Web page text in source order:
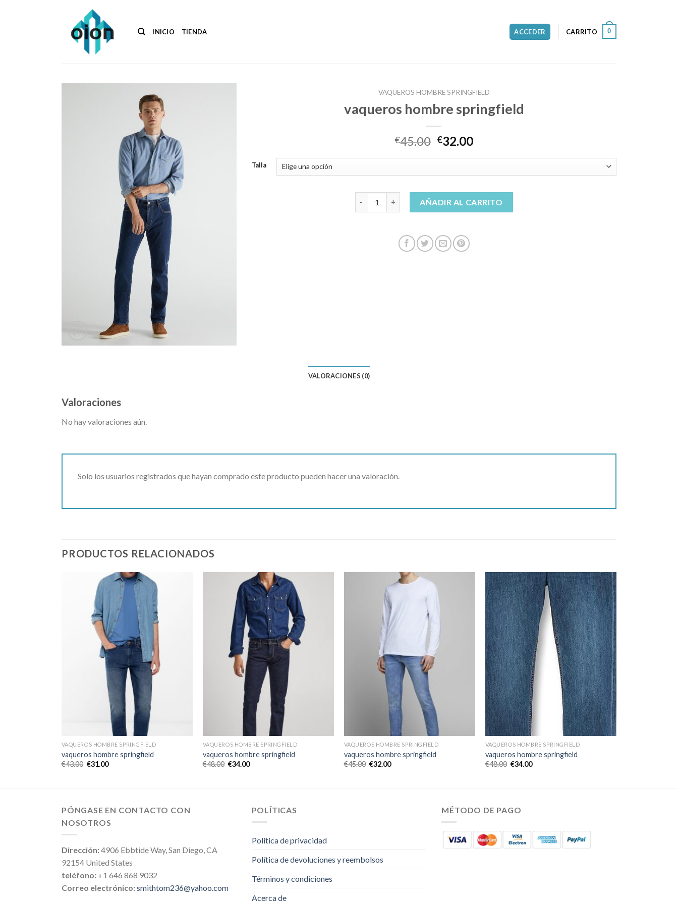
INICIO TIENDA ACCEDER CARRITO 0
VAQUEROS HOMBRE SPRINGFIELD
vaqueros hombre springfield
€45.00 €32.00
Talla
vaqueros hombre springfield cantidad
AÑADIR AL CARRITO
VALORACIONES (0)
Valoraciones
No hay valoraciones aún.
Solo los usuarios registrados que hayan comprado este producto pueden hacer una valoración.
PRODUCTOS RELACIONADOS
VAQUEROS HOMBRE SPRINGFIELD
vaqueros hombre springfield
€43.00 €31.00
VAQUEROS HOMBRE SPRINGFIELD
vaqueros hombre springfield
€48.00 €34.00
VAQUEROS HOMBRE SPRINGFIELD
vaqueros hombre springfield
€45.00 €32.00
VAQUEROS HOMBRE SPRINGFIELD
vaqueros hombre springfield
€48.00 €34.00
PÓNGASE EN CONTACTO CON
NOSOTROS
Dirección:4906 Ebbtide Way, San Diego, CA
92154 United States
teléfono: +1 646 868 9032
Correo electrónico:smithtom236@yahoo.com
POLÍTICAS
Politica de privacidad
Política de devoluciones y reembolsos
Términos y condiciones
Acerca de
MÉTODO DE PAGO